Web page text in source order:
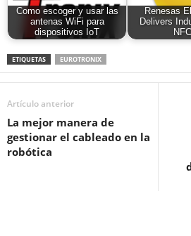
Como escoger y usar las
antenas WiFi para
dispositivos IoT
Renesas
Delivers
ETIQUETAS EUROTRONIX
Artículo anterior
La mejor manera de
gestionar el cableado en la
robótica